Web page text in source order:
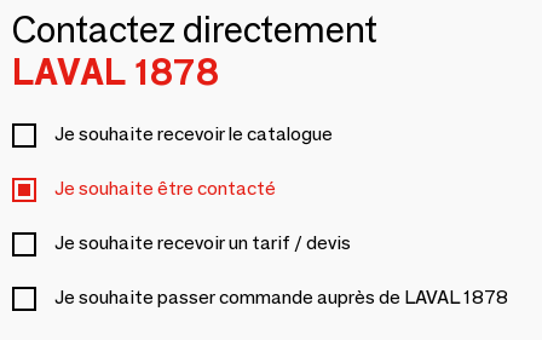
Contactez directement
LAVAL 1878
Je souhaite recevoir le catalogue
Je souhaite être contacté
Je souhaite recevoir un tarif / devis
Je souhaite passer commande auprès de LAVAL 1878